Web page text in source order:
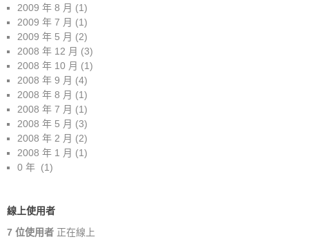
2009 年 8 月 (1)
2009 年 7 月 (1)
2009 年 5 月 (2)
2008 年 12 月 (3)
2008 年 10 月 (1)
2008 年 9 月 (4)
2008 年 8 月 (1)
2008 年 7 月 (1)
2008 年 5 月 (3)
2008 年 2 月 (2)
2008 年 1 月 (1)
0 年 (1)
線上使用者
7 位使用者 正在線上